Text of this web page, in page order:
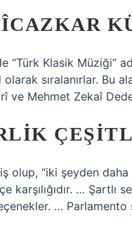
“Türk Klasik Müziği”
sıralanırlar. Bu
ve Mehmet Zekaî
olup, “iki şeyden
karşılığıdır. …
… Parlamento